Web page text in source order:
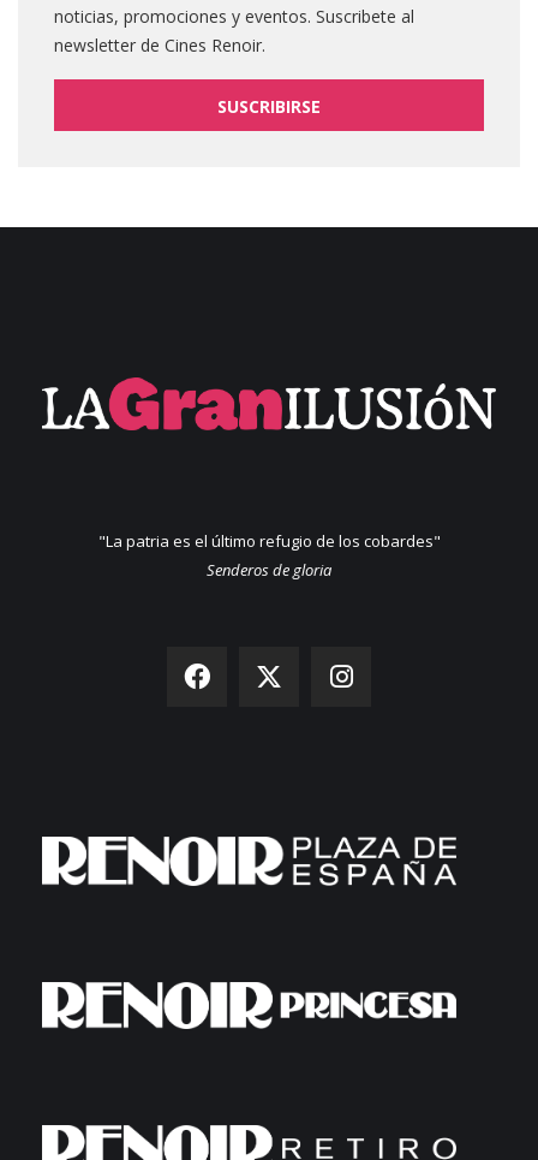
noticias, promociones y eventos. Suscribete al
newsletter de Cines Renoir.
SUSCRIBIRSE
"La patria es el último refugio de los cobardes"
Senderos de gloria